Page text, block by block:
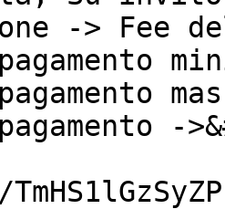
-> Fee
-